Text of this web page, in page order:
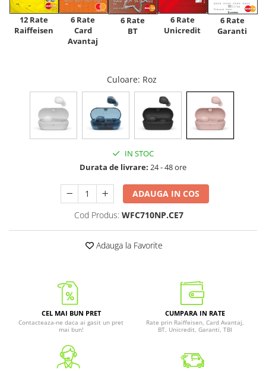
12 Rate
Raiffeisen
6 Rate
Card
Avantaj
6 Rate
BT
6 Rate
Unicredit
6 Rate
Garanti
Culoare: Roz
IN STOC
Durata de livrare: 24 - 48 ore
ADAUGA IN COS
Cod Produs: WFC710NP.CE7
Adauga la Favorite
CEL MAI BUN PRET
Contacteaza-ne daca ai gasit un pret
mai bun!
CUMPARA IN RATE
Rate prin Raiffeisen, Card Avantaj,
BT, Unicredit, Garanti, TBI